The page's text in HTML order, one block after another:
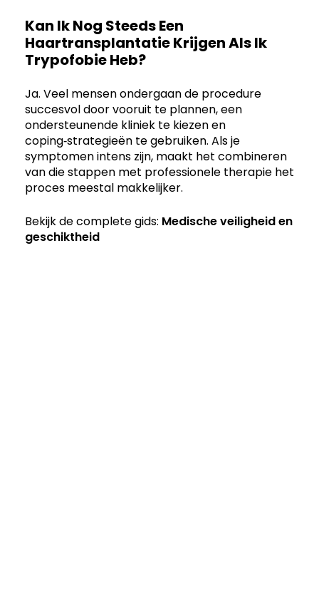
Kan Ik Nog Steeds Een
Haartransplantatie Krijgen Als Ik
Trypofobie Heb?
Ja. Veel mensen ondergaan de procedure
succesvol door vooruit te plannen, een
ondersteunende kliniek te kiezen en
coping‑strategieën te gebruiken. Als je
symptomen intens zijn, maakt het combineren
van die stappen met professionele therapie het
proces meestal makkelijker.
Bekijk de complete gids: Medische veiligheid en
geschiktheid